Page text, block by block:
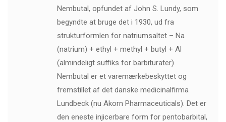
Nembutal, opfundet af John S. Lundy, som
begyndte at bruge det i 1930, ud fra
strukturformlen for natriumsaltet – Na
(natrium) + ethyl + methyl + butyl + Al
(almindeligt suffiks for barbiturater).
Nembutal er et varemærkebeskyttet og
fremstillet af det danske medicinalfirma
Lundbeck (nu Akorn Pharmaceuticals). Det er
den eneste injicerbare form for pentobarbital,